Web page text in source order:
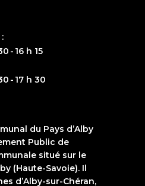
- 16 h 15
- 17 h 30
du Pays d’Alby
Public de
situé sur le
(Haute-Savoie). Il
d’Alby-sur-Chéran,